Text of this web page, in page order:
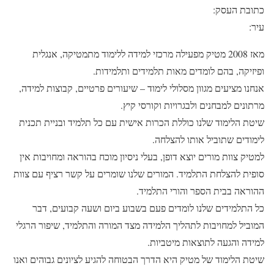
כתובת העסק:
עיר:
מאז 2008 מטיק מפעילה מרכזי למידה ללימוד מתמטיקה, אנגלית
ופיזיקה, בהם לומדים מאות תלמידים ותלמידות.
אנחנו מציעים מגוון מסלולי לימוד – שיעורים פרטיים, קבוצות למידה,
מרתונים למבחנים ולבגרויות וקורסי קיץ.
שיטת הלימוד שלנו כוללת הכרות אישית עם כל תלמיד ובניית תכנית
לימודים שתוביל אותו להצלחה.
למטיק צוות מורים יוצא דופן, בעלי ניסיון מוכח בהוראה ומחויבות אין
סופית להצלחת התלמיד. המורים שלנו שומרים על קשר רציף עם צוות
ההוראה בבית הספר והורי התלמיד.
כל התלמידים שלנו לומדים פעם בשבוע ביום ושעה קבועים, דבר
המוביל למחויבות לתהליך הלמידה מצד המורה והתלמיד, שיפור הרגלי
למידה והגעה לתוצאות מיטביות.
שיטת הלימוד של מטיק היא הדרך הבטוחה להגיע לציונים גבוהים ואנו